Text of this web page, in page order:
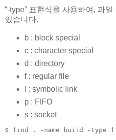
“-type” 표현식을 사용하여, 파
있습니다.
b : block special
c : character special
d : directory
f : regular file
l : symbolic link
p : FIFO
s : socket
$ find . -name build -type f